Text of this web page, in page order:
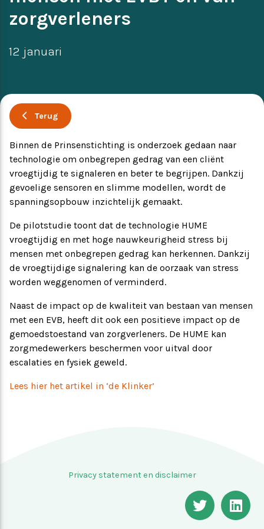
Ervaringsverhalen
Symposium
Producten
Toekomstvisie
EVB+ in beeld!
Partners
zorgverleners
12 januari
Terug
Binnen de Prinsenstichting is onderzoek gedaan naar
technologie om onbegrepen gedrag van een cliënt
vroegtijdig te signaleren en beter te begrijpen. Dankzij
gevoelige sensoren en slimme modellen, wordt de
spanningsopbouw inzichtelijk gemaakt.
De pilotstudie toont dat de technologie HUME
vroegtijdig en met hoge nauwkeurigheid stress bij
mensen met onbegrepen gedrag kan herkennen. Dankzij
de vroegtijdige signalering kan de oorzaak van stress
worden weggenomen of verminderd.
Naast de impact op de kwaliteit van bestaan van mensen
met een EVB, heeft dit ook een positieve impact op de
gemoedstoestand van zorgverleners. De HUME kan
zorgmedewerkers beschermen voor uitval door
escalaties en fysiek geweld.
Lees hier het artikel in ‘de Klinker’
Privacy statement en disclaimer